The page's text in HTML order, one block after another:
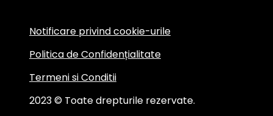
2023 © Toate drepturile rezervate.
Notificare privind cookie-urile
Politica de Confidențialitate
Termeni si Conditii